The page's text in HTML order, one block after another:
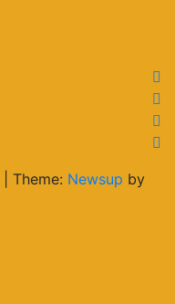
Theme: Newsup by